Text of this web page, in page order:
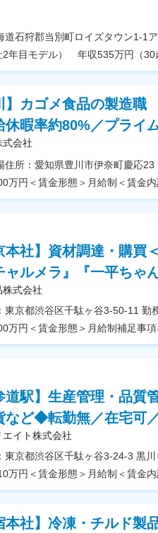
】カゴメ食品の製造
休暇率約80%／プライ
式会社
本社】資材調達・購買
ルメラ』『一平ちゃ
株式会社
道駅】生産管理・品質
など◆転勤無／在宅可
エイト株式会社
本社】冷凍・チルド